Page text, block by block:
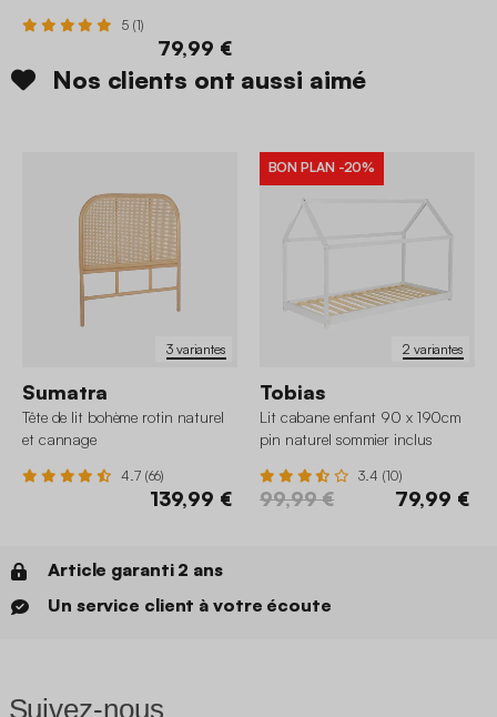
5 (1)
79,99 €
Nos clients ont aussi aimé
3 variantes
Sumatra
Tête de lit bohème rotin naturel
et cannage
4.7 (66)
139,99 €
2 variantes
BON PLAN -20%
Tobias
Lit cabane enfant 90 x 190cm
pin naturel sommier inclus
3.4 (10)
99,99 € 79,99 €
Article garanti 2 ans
Un service client à votre écoute
Suivez-nous